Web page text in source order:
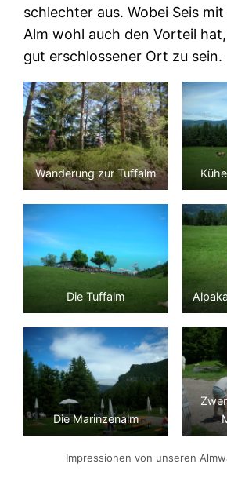
schlechter aus. Wobei Seis
Alm wohl auch den Vorteil
gut erschlossener Ort zu sein.
Wanderung zur Tuffalm
Die Tuffalm
Die Marinzenalm
Impressionen von unseren